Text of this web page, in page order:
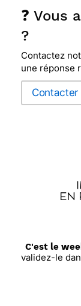
❓ Vous
?
Contactez
une réponse
Contacter
C'est le
validez-le